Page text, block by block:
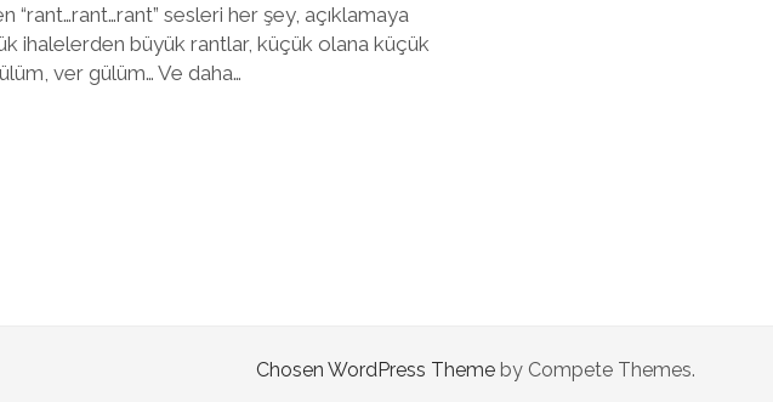
“rant…rant…rant” sesleri her şey, açıklamaya
ihalelerden büyük rantlar, küçük olana küçük
ver gülüm… Ve daha…
Chosen WordPress Theme by Compete Themes.